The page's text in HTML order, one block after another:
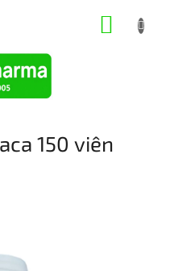
GIỎ
150 viên